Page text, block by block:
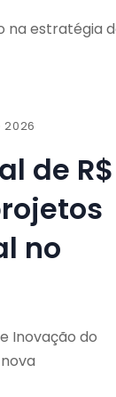
na estratégia
de R$
no
Inovação do